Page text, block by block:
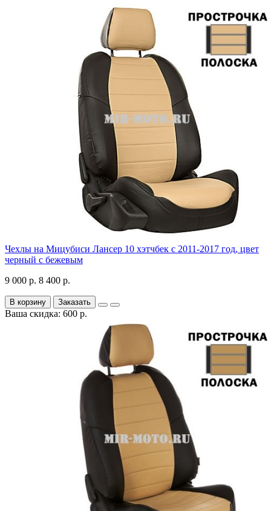
Чехлы на Мицубиси Лансер 10 хэтчбек с 2011-2017 год, цвет
черный с бежевым
9 000 р. 8 400 р.
В корзину Заказать
Ваша скидка: 600 р.